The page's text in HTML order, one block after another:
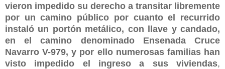
vieron impedido su derecho a transitar libremente
por un camino público por cuanto el recurrido
instaló un portón metálico, con llave y candado,
en el camino denominado Ensenada Cruce
Navarro V-979, y por ello numerosas familias han
visto impedido el ingreso a sus viviendas,